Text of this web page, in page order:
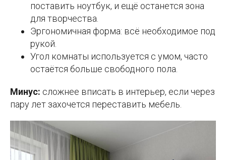
поставить ноутбук, и ещё останется зона
для творчества.
Эргономичная форма: всё необходимое под
рукой.
Угол комнаты используется с умом, часто
остаётся больше свободного пола.
Минус: сложнее вписать в интерьер, если через
пару лет захочется переставить мебель.